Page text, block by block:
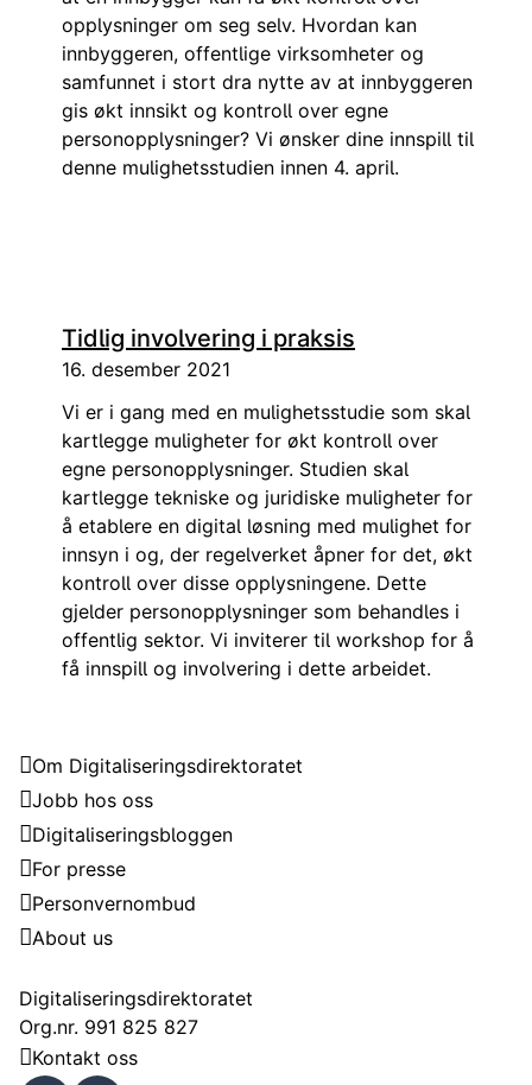
opplysninger om seg selv. Hvordan kan
innbyggeren, offentlige virksomheter og
samfunnet i stort dra nytte av at innbyggeren
gis økt innsikt og kontroll over egne
personopplysninger? Vi ønsker dine innspill til
denne mulighetsstudien innen 4. april.
Tidlig involvering i praksis
16. desember 2021
Vi er i gang med en mulighetsstudie som skal
kartlegge muligheter for økt kontroll over
egne personopplysninger. Studien skal
kartlegge tekniske og juridiske muligheter for
å etablere en digital løsning med mulighet for
innsyn i og, der regelverket åpner for det, økt
kontroll over disse opplysningene. Dette
gjelder personopplysninger som behandles i
offentlig sektor. Vi inviterer til workshop for å
få innspill og involvering i dette arbeidet.
Om Digitaliseringsdirektoratet
Jobb hos oss
Digitaliseringsbloggen
For presse
Personvernombud
About us
Digitaliseringsdirektoratet
Org.nr. 991 825 827
Kontakt oss